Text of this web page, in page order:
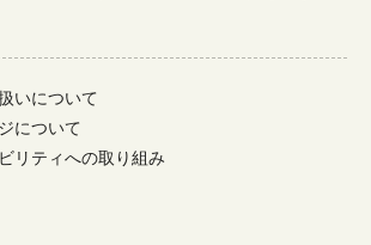
いについて
について
リティへの取り組み